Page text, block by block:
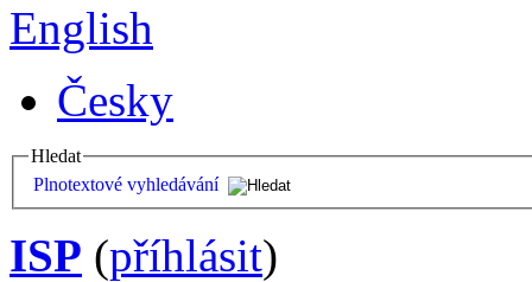
English
Česky
Hledat
Plnotextové vyhledávání
ISP (příhlásit)